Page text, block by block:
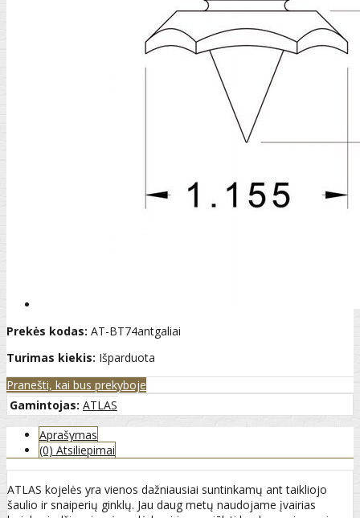
Prekės kodas: AT-BT74antgaliai
Turimas kiekis: Išparduota
Pranešti, kai bus prekyboje
Gamintojas: ATLAS
Aprašymas
(0) Atsiliepimai
ATLAS kojelės yra vienos dažniausiai suntinkamų ant taikliojo
šaulio ir snaiperių ginklų. Jau daug metų naudojame įvairias